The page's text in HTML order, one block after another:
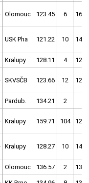
Olomouc 123.45 6
USK Pha 121.22 10
Kralupy 128.11 4
SKVSČB 123.66 12
Pardub. 134.21 2
Kralupy 159.71 104
Kralupy 128.27 10
Olomouc 136.57 2